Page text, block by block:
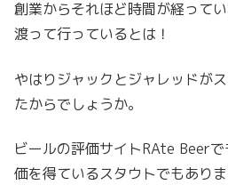
創業からそれほど時間が経って
渡って行っているとは！
やはりジャックとジャレッドが
たからでしょうか。
ビールの評価サイトRAte Beer
価を得ているスタウトでもありま